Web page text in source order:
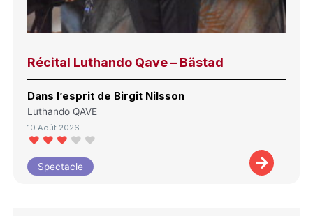
Récital Luthando Qave – Bästad
Dans l’esprit de Birgit Nilsson
Luthando QAVE
10 Août 2026
Spectacle